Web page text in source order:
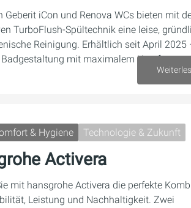
Geberit iCon und Renova WCs bieten mit
TurboFlush-Spültechnik eine leise,
Reinigung. Erhältlich seit April 2025
Badgestaltung mit maximalem Komfort.
& Hygiene Technologie & Zukunft
Activera
mit hansgrohe Activera die perfekte
Leistung und Nachhaltigkeit. Zwei